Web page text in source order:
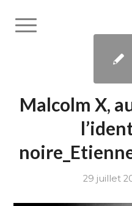
Malcolm X,
29 juillet